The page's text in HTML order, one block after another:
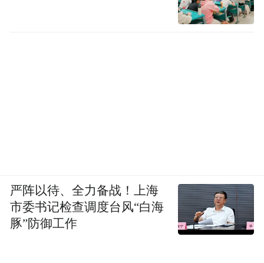
严阵以待、全力备战！上海
市委书记检查调度台风“白海
豚”防御工作